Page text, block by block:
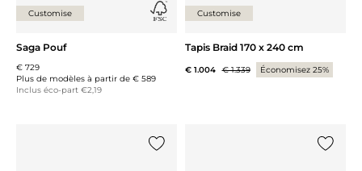
Customise
Saga Pouf
€ 729
Plus de modèles à partir de € 589
Inclus éco-part €2,19
Customise
Tapis Braid 170 x 240 cm
€ 1.004 € 1.339 Économisez 25%